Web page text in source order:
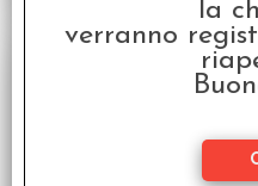
la
verranno